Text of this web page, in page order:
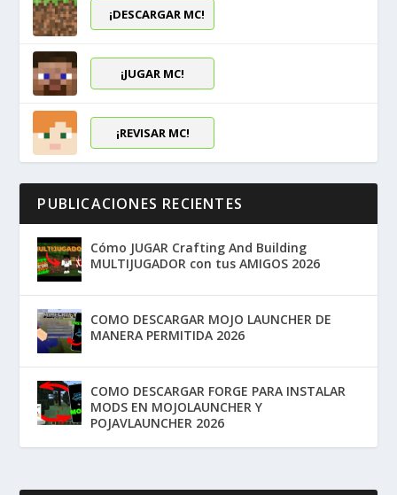
¡DESCARGAR MC!
¡JUGAR MC!
¡REVISAR MC!
PUBLICACIONES RECIENTES
Cómo JUGAR Crafting And Building
MULTIJUGADOR con tus AMIGOS 2026
COMO DESCARGAR MOJO LAUNCHER DE
MANERA PERMITIDA 2026
COMO DESCARGAR FORGE PARA INSTALAR
MODS EN MOJOLAUNCHER Y
POJAVLAUNCHER 2026